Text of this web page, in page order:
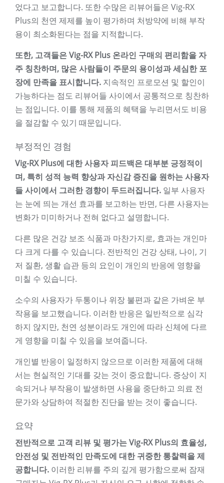
었다고 보고합니다. 또한 수많은 리뷰어들은 Vig-RX
Plus의 천연 제제를 높이 평가하며 처방약에 비해 부작
용이 최소화된다는 점을 지적합니다.
또한, 고객들은 Vig-RX Plus 온라인 구매의 편리함을 자
주 칭찬하며, 많은 사람들이 주문의 용이성과 세심한 포
장에 만족을 표시합니다. 지속적인 프로모션 및 할인이
가능하다는 점도 리뷰어들 사이에서 공통적으로 칭찬하
는 점입니다. 이를 통해 제품의 혜택을 누리면서도 비용
을 절감할 수 있기 때문입니다.
부정적인 경험
Vig-RX Plus에 대한 사용자 피드백은 대부분 긍정적이
며, 특히 성적 능력 향상과 자신감 증진을 원하는 사용자
들 사이에서 그러한 경향이 두드러집니다. 일부 사용자
는 눈에 띄는 개선 효과를 보고하는 반면, 다른 사용자는
변화가 미미하거나 전혀 없다고 설명합니다.
다른 많은 건강 보조 식품과 마찬가지로, 효과는 개인마
다 크게 다를 수 있습니다. 전반적인 건강 상태, 나이, 기
저 질환, 생활 습관 등의 요인이 개인의 반응에 영향을
미칠 수 있습니다.
소수의 사용자가 두통이나 위장 불편과 같은 가벼운 부
작용을 보고했습니다. 이러한 반응은 일반적으로 심각
하지 않지만, 천연 성분이라도 개인에 따라 신체에 다르
게 영향을 미칠 수 있음을 보여줍니다.
개인별 반응이 일정하지 않으므로 이러한 제품에 대해
서는 현실적인 기대를 갖는 것이 중요합니다. 증상이 지
속되거나 부작용이 발생하면 사용을 중단하고 의료 전
문가와 상담하여 적절한 진단을 받는 것이 좋습니다.
요약
전반적으로 고객 리뷰 및 평가는 Vig-RX Plus의 효율성,
안전성 및 전반적인 만족도에 대한 귀중한 통찰력을 제
공합니다. 이러한 리뷰를 주의 깊게 평가함으로써 잠재